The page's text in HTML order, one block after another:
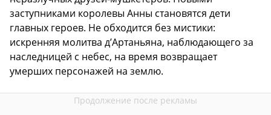
заступниками королевы Анны становятся дети
главных героев. Не обходится без мистики:
искренняя молитва д’Артаньяна, наблюдающего за
наследницей с небес, на время возвращает
умерших персонажей на землю.